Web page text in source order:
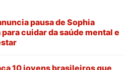
pausa de Sophia
cuidar da saúde mental e
10 jovens brasileiros que